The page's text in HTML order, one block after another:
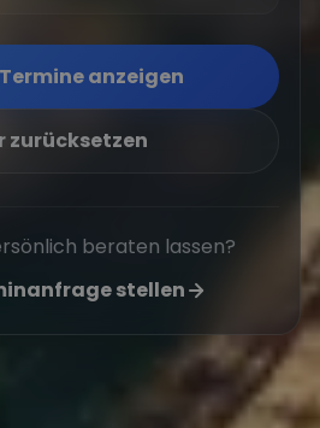
anzeigen
zurücksetzen
beraten lassen?
stellen